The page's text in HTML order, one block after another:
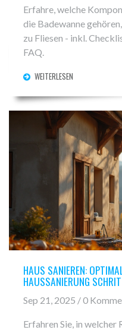
Erfahre, welche
die Badewanne
zu Fliesen - inkl.
FAQ.
WEITERLESEN
HAUS SANIEREN:
HAUSSANIERUNG
Sep 21, 2025 / 0
Erfahren Sie, in welcher